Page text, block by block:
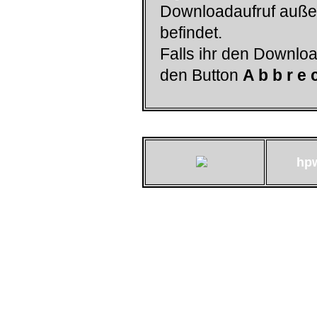
Downloadaufruf
befindet.
Falls ihr den
den Button A b b r e